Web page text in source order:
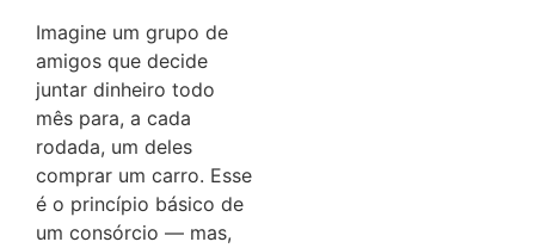
Imagine um grupo de
amigos que decide
juntar dinheiro todo
mês para, a cada
rodada, um deles
comprar um carro. Esse
é o princípio básico de
um consórcio — mas,